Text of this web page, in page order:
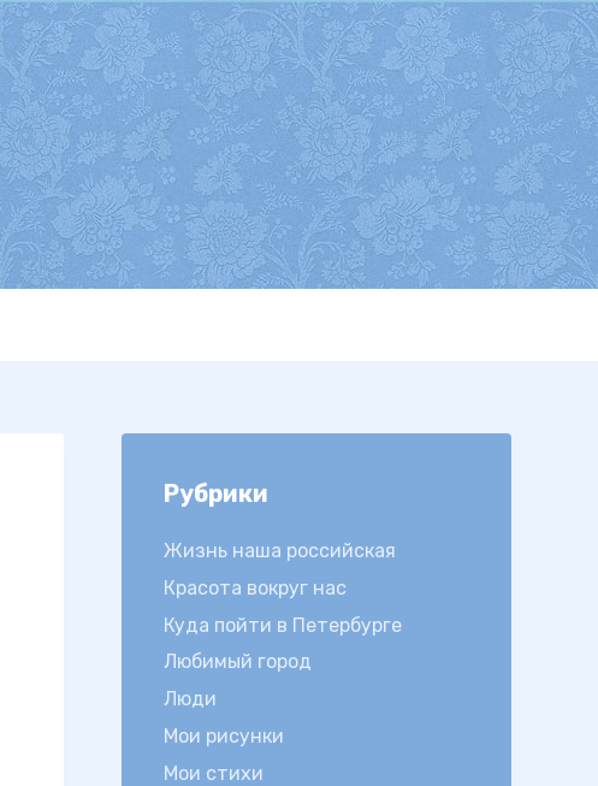
Рубрики
Жизнь наша российская
Красота вокруг нас
Куда пойти в Петербурге
Любимый город
Люди
Мои рисунки
Мои стихи